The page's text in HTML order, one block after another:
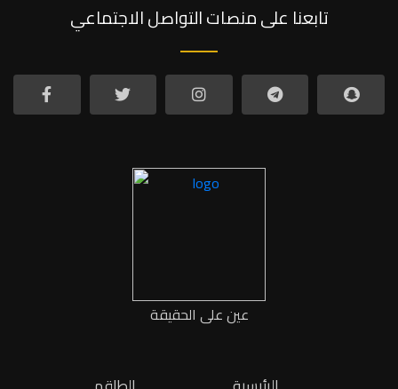
تابعنا على منصات التواصل الاجتماعي
عين على الحقيقة